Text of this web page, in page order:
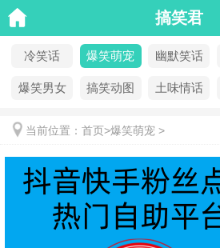
搞笑君
冷笑话 爆笑萌宠 幽默笑话
爆笑男女 搞笑动图 土味情话
当前位置： 首页>爆笑萌宠 >